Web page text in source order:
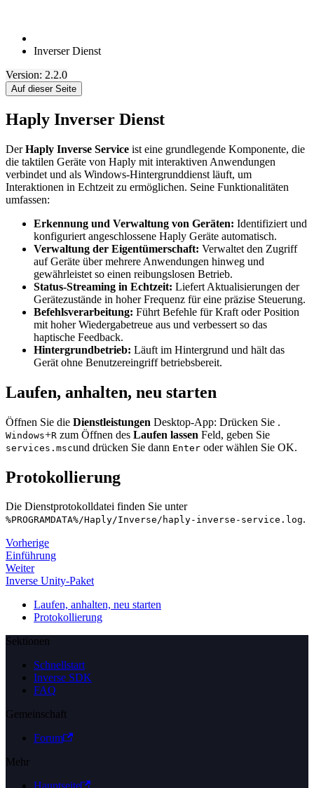
Inverser Dienst
Version: 2.2.0
Auf dieser Seite
Haply Inverser Dienst
DerHaply Inverse Service ist eine grundlegende Komponente, die
die taktilen Geräte von Haply mit interaktiven Anwendungen
verbindet und als Windows-Hintergrunddienst läuft, um
Interaktionen in Echtzeit zu ermöglichen. Seine Funktionalitäten
umfassen:
Erkennung und Verwaltung von Geräten: Identifiziert und
konfiguriert angeschlossene Haply Geräte automatisch.
Verwaltung der Eigentümerschaft: Verwaltet den Zugriff
auf Geräte über mehrere Anwendungen hinweg und
gewährleistet so einen reibungslosen Betrieb.
Status-Streaming in Echtzeit: Liefert Aktualisierungen der
Gerätezustände in hoher Frequenz für eine präzise Steuerung.
Befehlsverarbeitung: Führt Befehle für Kraft oder Position
mit hoher Wiedergabetreue aus und verbessert so das
haptische Feedback.
Hintergrundbetrieb: Läuft im Hintergrund und hält das
Gerät ohne Benutzereingriff betriebsbereit.
Laufen, anhalten, neu starten
Öffnen Sie die Dienstleistungen Desktop-App: Drücken Sie .
Windows+R zum Öffnen des Laufen lassen Feld, geben Sie
services.mscund drücken Sie dann Enter oder wählen Sie OK.
Protokollierung
Die Dienstprotokolldatei finden Sie unter
%PROGRAMDATA%/Haply/Inverse/haply-inverse-service.log.
Vorherige
Einführung
Weiter
Inverse Unity-Paket
Laufen, anhalten, neu starten
Protokollierung
Sektionen
Schnellstart
Inverse SDK
FAQ
Gemeinschaft
Forum
Mehr